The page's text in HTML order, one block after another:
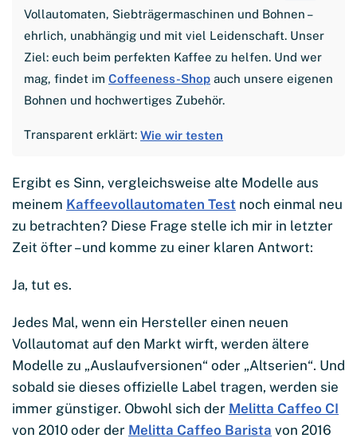
Vollautomaten, Siebträgermaschinen und Bohnen –
ehrlich, unabhängig und mit viel Leidenschaft. Unser
Ziel: euch beim perfekten Kaffee zu helfen. Und wer
mag, findet im Coffeeness-Shop auch unsere eigenen
Bohnen und hochwertiges Zubehör.
Transparent erklärt: Wie wir testen
Ergibt es Sinn, vergleichsweise alte Modelle aus
meinem Kaffeevollautomaten Test noch einmal neu
zu betrachten? Diese Frage stelle ich mir in letzter
Zeit öfter – und komme zu einer klaren Antwort:
Ja, tut es.
Jedes Mal, wenn ein Hersteller einen neuen
Vollautomat auf den Markt wirft, werden ältere
Modelle zu „Auslaufversionen“ oder „Altserien“. Und
sobald sie dieses offizielle Label tragen, werden sie
immer günstiger. Obwohl sich der Melitta Caffeo CI
von 2010 oder der Melitta Caffeo Barista von 2016